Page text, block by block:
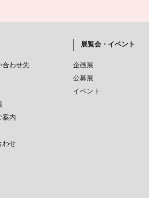
合わせ先
案内
わせ
展覧会・イベント
企画展
公募展
イベント